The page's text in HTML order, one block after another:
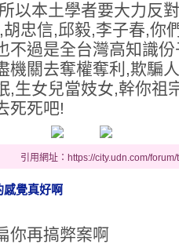
以本土學者要大力反
胡忠信,邱毅,李子春,你
不過是全台灣高知識
機關去奪權奪利,欺騙
,生女兒當妓女,幹你祖
死死吧!
引用網址：https://city.udn.com/
感覺真好啊
你再搞弊案啊